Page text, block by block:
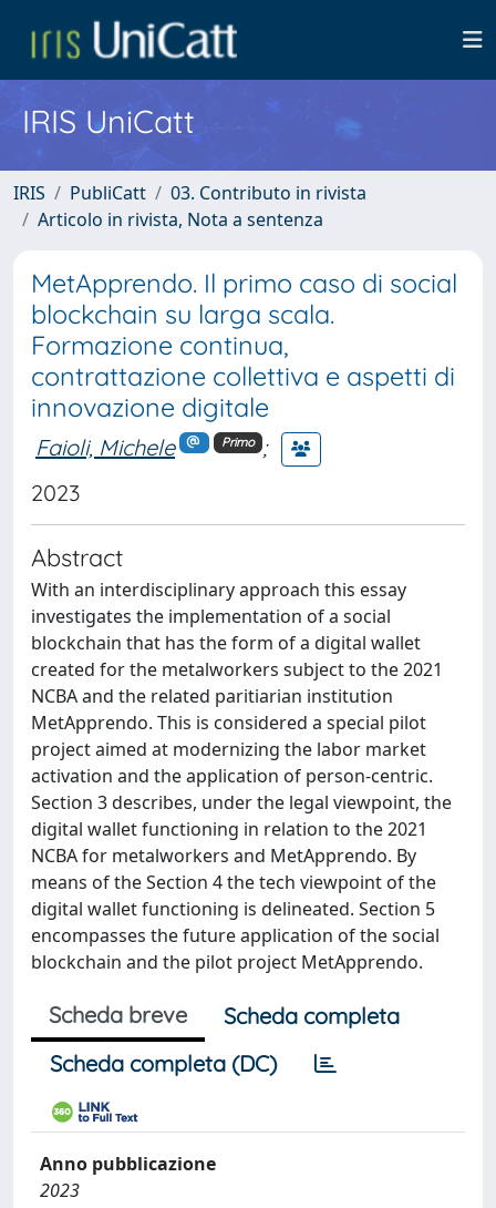
IRIS UniCatt
IRIS PubliCatt
03. Contributo in rivista
Articolo in rivista, Nota a sentenza
MetApprendo. Il primo caso di social
blockchain su larga scala.
Formazione continua,
contrattazione collettiva e aspetti di
innovazione digitale
Faioli, Michele Primo
;
2023
Abstract
With an interdisciplinary approach this essay
investigates the implementation of a social
blockchain that has the form of a digital wallet
created for the metalworkers subject to the 2021
NCBA and the related paritiarian institution
MetApprendo. This is considered a special pilot
project aimed at modernizing the labor market
activation and the application of person-centric.
Section 3 describes, under the legal viewpoint, the
digital wallet functioning in relation to the 2021
NCBA for metalworkers and MetApprendo. By
means of the Section 4 the tech viewpoint of the
digital wallet functioning is delineated. Section 5
encompasses the future application of the social
blockchain and the pilot project MetApprendo.
Scheda breve
Scheda completa
Scheda completa (DC)
Anno pubblicazione
2023